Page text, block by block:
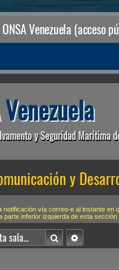
ONSA Venezuela (acceso
y Seguridad Marítima
y
notificación vía correo-e al instante
parte inferior izquierda de esta sección
BuscarBúsqueda